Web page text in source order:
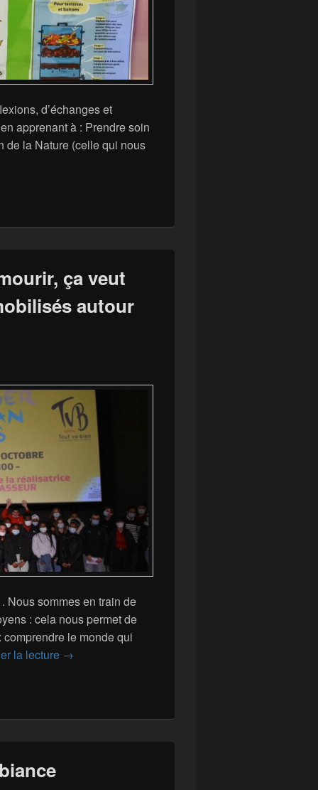
d’échanges et
apprenant à : Prendre soin
de la Nature (celle qui nous
ça veut
autour
Nous sommes en train de
: cela nous permet de
le monde qui
la lecture « La Terre est en train de mourir, ça veut dire
→